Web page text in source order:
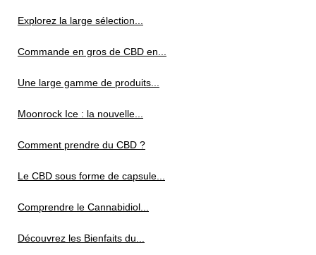
Explorez la large sélection...
Commande en gros de CBD en...
Une large gamme de produits...
Moonrock Ice : la nouvelle...
Comment prendre du CBD ?
Le CBD sous forme de capsule...
Comprendre le Cannabidiol...
Découvrez les Bienfaits du...